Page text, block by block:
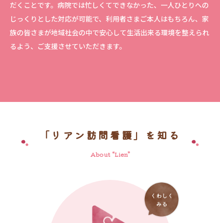
だくことです。病院では忙しくてできなかった、一人ひとりへの
じっくりとした対応が可能で、利用者さまご本人はもちろん、家
族の皆さまが地域社会の中で安心して生活出来る環境を整えられ
るよう、ご支援させていただきます。
「リアン訪問看護」を知る
About “Lien”